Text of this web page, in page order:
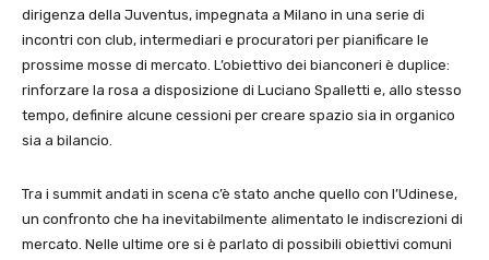
dirigenza della Juventus, impegnata a Milano in una serie di
incontri con club, intermediari e procuratori per pianificare le
prossime mosse di mercato. L’obiettivo dei bianconeri è duplice:
rinforzare la rosa a disposizione di Luciano Spalletti e, allo stesso
tempo, definire alcune cessioni per creare spazio sia in organico
sia a bilancio.
Tra i summit andati in scena c’è stato anche quello con l’Udinese,
un confronto che ha inevitabilmente alimentato le indiscrezioni di
mercato. Nelle ultime ore si è parlato di possibili obiettivi comuni